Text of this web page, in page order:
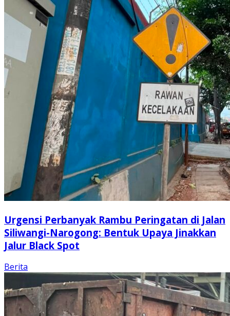
Urgensi Perbanyak Rambu Peringatan di Jalan
Siliwangi-Narogong: Bentuk Upaya Jinakkan
Jalur Black Spot
Berita